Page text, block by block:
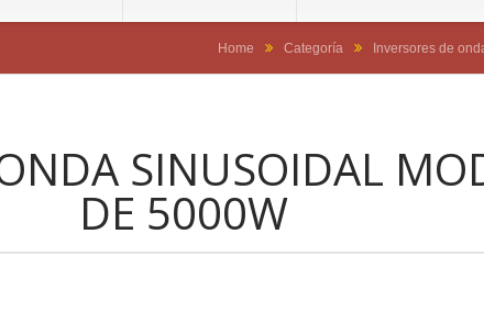
Home Categoría Inversores de
SINUSOIDAL
DE 5000W